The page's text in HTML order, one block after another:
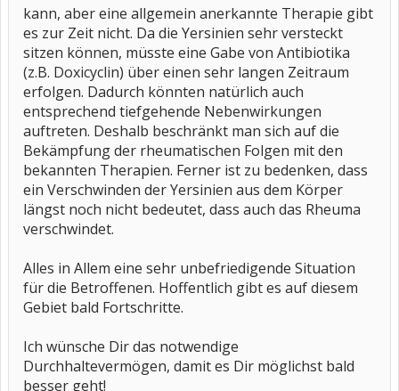
kann, aber eine allgemein anerkannte Therapie gibt
es zur Zeit nicht. Da die Yersinien sehr versteckt
sitzen können, müsste eine Gabe von Antibiotika
(z.B. Doxicyclin) über einen sehr langen Zeitraum
erfolgen. Dadurch könnten natürlich auch
entsprechend tiefgehende Nebenwirkungen
auftreten. Deshalb beschränkt man sich auf die
Bekämpfung der rheumatischen Folgen mit den
bekannten Therapien. Ferner ist zu bedenken, dass
ein Verschwinden der Yersinien aus dem Körper
längst noch nicht bedeutet, dass auch das Rheuma
verschwindet.
Alles in Allem eine sehr unbefriedigende Situation
für die Betroffenen. Hoffentlich gibt es auf diesem
Gebiet bald Fortschritte.
Ich wünsche Dir das notwendige
Durchhaltevermögen, damit es Dir möglichst bald
besser geht!